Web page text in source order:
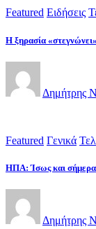
Featured Ειδήσεις
Η ξηρασία
Δημήτρης
Featured Γενικά
ΗΠΑ: Ίσως και σήμερα
Δημήτρης